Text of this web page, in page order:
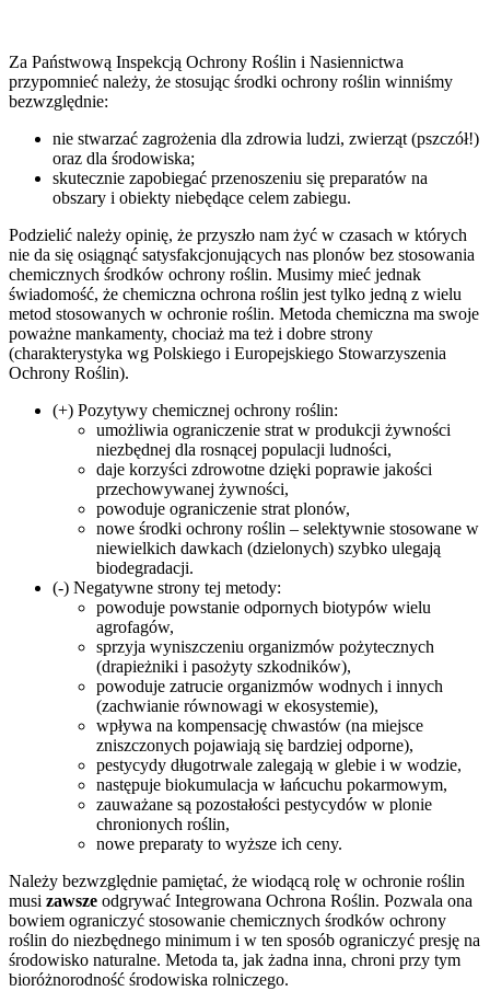
Za Państwową Inspekcją Ochrony Roślin i Nasiennictwa
przypomnieć należy, że stosując środki ochrony roślin winniśmy
bezwzględnie:
nie stwarzać zagrożenia dla zdrowia ludzi, zwierząt (pszczół!)
oraz dla środowiska;
skutecznie zapobiegać przenoszeniu się preparatów na
obszary i obiekty niebędące celem zabiegu.
Podzielić należy opinię, że przyszło nam żyć w czasach w których
nie da się osiągnąć satysfakcjonujących nas plonów bez stosowania
chemicznych środków ochrony roślin. Musimy mieć jednak
świadomość, że chemiczna ochrona roślin jest tylko jedną z wielu
metod stosowanych w ochronie roślin. Metoda chemiczna ma swoje
poważne mankamenty, chociaż ma też i dobre strony
(charakterystyka wg Polskiego i Europejskiego Stowarzyszenia
Ochrony Roślin).
(+) Pozytywy chemicznej ochrony roślin:
umożliwia ograniczenie strat w produkcji żywności
niezbędnej dla rosnącej populacji ludności,
daje korzyści zdrowotne dzięki poprawie jakości
przechowywanej żywności,
powoduje ograniczenie strat plonów,
nowe środki ochrony roślin – selektywnie stosowane w
niewielkich dawkach (dzielonych) szybko ulegają
biodegradacji.
(-) Negatywne strony tej metody:
powoduje powstanie odpornych biotypów wielu
agrofagów,
sprzyja wyniszczeniu organizmów pożytecznych
(drapieżniki i pasożyty szkodników),
powoduje zatrucie organizmów wodnych i innych
(zachwianie równowagi w ekosystemie),
wpływa na kompensację chwastów (na miejsce
zniszczonych pojawiają się bardziej odporne),
pestycydy długotrwale zalegają w glebie i w wodzie,
następuje biokumulacja w łańcuchu pokarmowym,
zauważane są pozostałości pestycydów w plonie
chronionych roślin,
nowe preparaty to wyższe ich ceny.
Należy bezwzględnie pamiętać, że wiodącą rolę w ochronie roślin
musi zawsze odgrywać Integrowana Ochrona Roślin. Pozwala ona
bowiem ograniczyć stosowanie chemicznych środków ochrony
roślin do niezbędnego minimum i w ten sposób ograniczyć presję na
środowisko naturalne. Metoda ta, jak żadna inna, chroni przy tym
bioróżnorodność środowiska rolniczego.